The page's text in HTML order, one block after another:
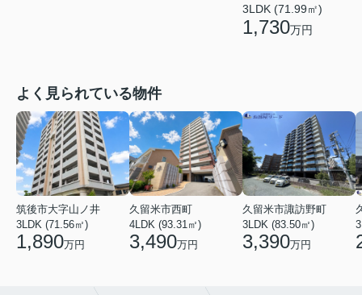
3LDK (71.99㎡)
1,730万円
よく見られている物件
筑後市大字山ノ井
3LDK (71.56㎡)
1,890万円
久留米市西町
4LDK (93.31㎡)
3,490万円
久留米市諏訪野町
3LDK (83.50㎡)
3,390万円